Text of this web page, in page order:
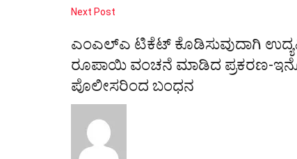
Next Post
ಎಂಎಲ್​ಎ ಟಿಕೆಟ್​ ಕೊಡಿಸುವುದಾಗಿ
ರೂಪಾಯಿ ವಂಚನೆ ಮಾಡಿದ ಪ್ರಕರಣ-
ಪೊಲೀಸರಿಂದ ಬಂಧನ